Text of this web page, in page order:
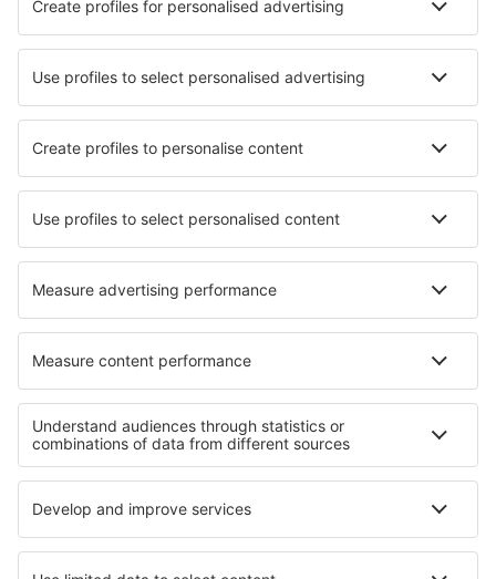
Kom meer te weten
Mobiele app
Luchtvaartmaatschappijen
KLM
Ryanair
Air France
Wizz Air
Transavia
Over eSky
Algemene voorwaarden
Mijn boekingen
Privacykennisgeving
Ondersteuning en contact
Privacy